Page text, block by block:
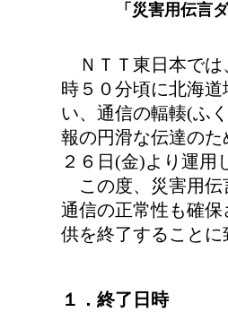
「災害用伝言
ＮＴＴ東日本では
時５０分頃に北海
い、通信の輻輳(ふ
報の円滑な伝達の
２６日(金)より運用
この度、災害用伝
通信の正常性も確
供を終了すること
１．終了日時